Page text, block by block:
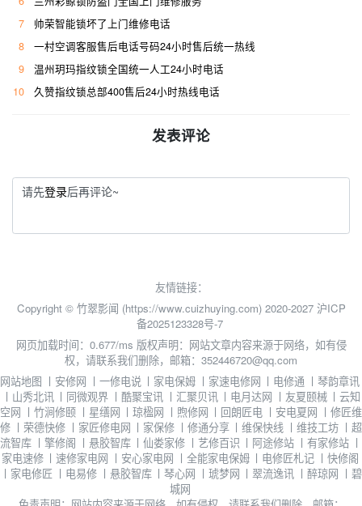
7
帅荣智能锁坏了上门维修电话
8
一村空调客服售后电话号码24小时售后统一热线
9
温州玥玛指纹锁全国统一人工24小时电话
10
久赞指纹锁总部400售后24小时热线电话
发表评论
请先登录后再评论~
友情链接：
Copyright © 竹翠影闻 (https://www.cuizhuying.com) 2020-2027 沪ICP
备2025123328号-7
网页加载时间：0.677/ms 版权声明：网站文章内容来源于网络，如有侵
权，请联系我们删除，邮箱：352446720@qq.com
网站地图 丨 安修网 丨 一修电说 丨 家电保姆 丨 家速电修网 丨 电修通 丨琴韵章讯
丨 山秀北讯 丨 同微观界 丨 酷聚宝讯 丨 汇聚贝讯 丨 电月达网 丨 友夏颐械 丨云知
空网 丨 竹涧修颐 丨 星缮网 丨琼楹网 丨 煦修网 丨 回朗匠电 丨 安电夏网 丨 修匠维
修 丨 荣德快修 丨 家匠修电网 丨 家保修 丨 修通分享 丨维保快线 丨维技工坊 丨 超
流智库 丨 擎修阁 丨 悬胶智库 丨仙娄家修 丨 艺修百识 丨 阿途修站 丨 有家修站 丨
家电速修 丨 速修家电网 丨 安心家电网 丨 全能家电保姆 丨 电修匠札记 丨 快修阁
丨 家电修匠 丨 电易修 丨 悬胶智库 丨琴心网 丨 琥梦网 丨翠流逸讯 丨醉琼网 丨 碧
城网